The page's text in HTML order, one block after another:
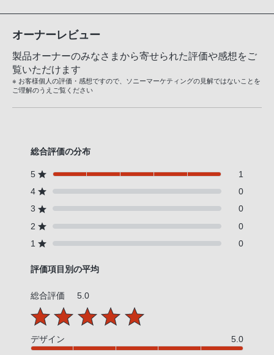
オーナーレビュー
製品オーナーのみなさまから寄せられた評価や感想をご
覧いただけます
※ お客様個人の評価・感想ですので、ソニーマーケティングの見解ではないことを
ご理解のうえご覧ください
総合評価の分布
5
1
4
0
3
0
2
0
1
0
評価項目別の平均
総合評価 5.0
デザイン 5.0